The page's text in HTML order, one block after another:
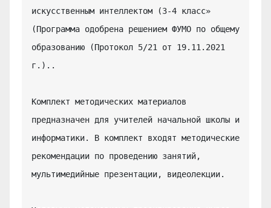
искусственным интеллектом (3-4 класс»
(Программа одобрена решением ФУМО по общему
образованию (Протокол 5/21 от 19.11.2021
г.)..
Комплект методических материалов
предназначен для учителей начальной школы и
информатики. В комплект входят методические
рекомендации по проведению занятий,
мультимедийные презентации, видеолекции.